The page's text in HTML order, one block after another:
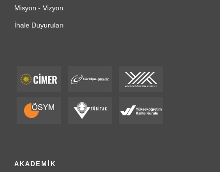
Misyon - Vizyon
İhale Duyuruları
AKADEMİK